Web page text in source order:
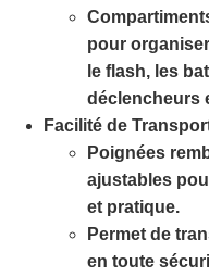
pour
le flash, les
déclencheurs
Facilité de
Poignées
ajustables
et pratique.
Permet de
en toute